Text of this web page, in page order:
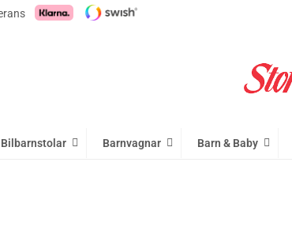
Bilbarnstolar Barnvagnar Barn & Baby